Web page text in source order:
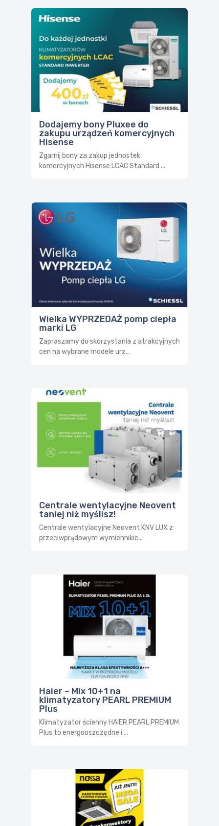
Dodajemy bony Pluxee do
zakupu urządzeń komercyjnych
Hisense
Zgarnij bony za zakup jednostek
komercyjnych Hisense LCAC Standard ...
Wielka WYPRZEDAŻ pomp ciepła
marki LG
Zapraszamy do skorzystania z atrakcyjnych
cen na wybrane modele urz...
Centrale wentylacyjne Neovent
taniej niż myślisz!
Centrale wentylacyjne Neovent KNV LUX z
przeciwprądowym wymiennikie...
Haier – Mix 10+1 na
klimatyzatory PEARL PREMIUM
Plus
Klimatyzator ścienny HAIER PEARL PREMIUM
Plus to energooszczędne i ...